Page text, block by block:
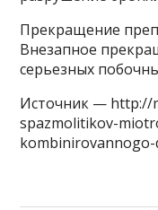
Прекращение
Внезапное
серьезных
Источник — http://
spazmolitikov-
kombinirovannogo-